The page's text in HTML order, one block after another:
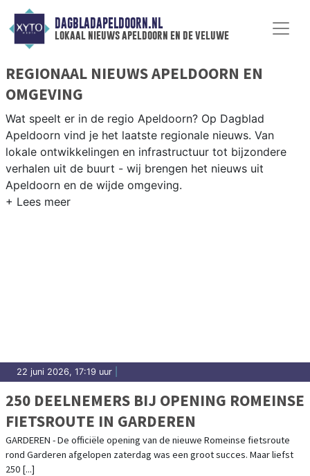
DAGBLADAPELDOORN.NL
lokaal nieuws apeldoorn en de veluwe
REGIONAAL NIEUWS APELDOORN EN
OMGEVING
Wat speelt er in de regio Apeldoorn? Op Dagblad
Apeldoorn vind je het laatste regionale nieuws. Van
lokale ontwikkelingen en infrastructuur tot bijzondere
verhalen uit de buurt - wij brengen het nieuws uit
Apeldoorn en de wijde omgeving.
22 juni 2026, 17:19 uur
250 DEELNEMERS BIJ OPENING ROMEINSE
FIETSROUTE IN GARDEREN
GARDEREN - De officiële opening van de nieuwe Romeinse fietsroute
rond Garderen afgelopen zaterdag was een groot succes. Maar liefst
250 [...]